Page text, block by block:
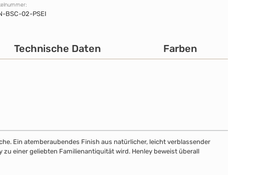
BSC-02-PSEI
Technische Daten Farben
Ein atemberaubendes Finish aus natürlicher, leicht verblassender
einer geliebten Familienantiquität wird. Henley beweist überall